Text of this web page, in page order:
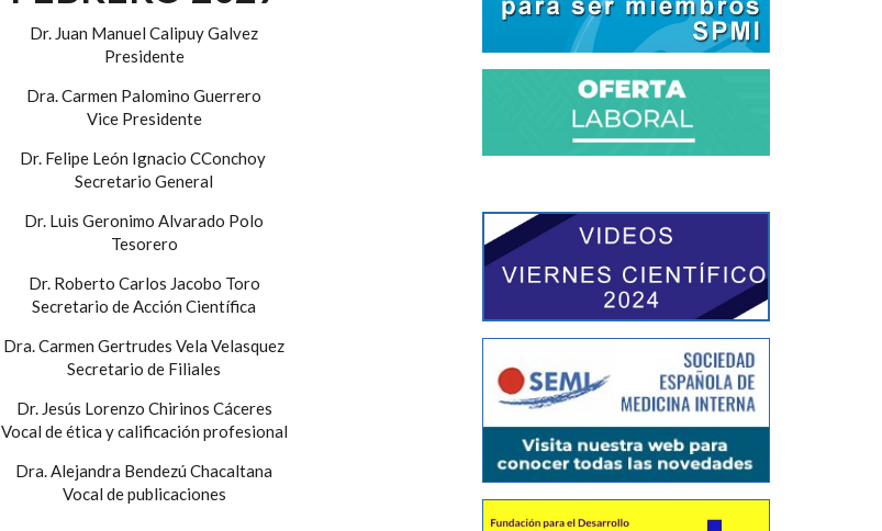
Dr. Juan Manuel Calipuy Galvez
Presidente
Dra. Carmen Palomino Guerrero
Vice Presidente
Dr. Felipe León Ignacio CConchoy
Secretario General
Dr. Luis Geronimo Alvarado Polo
Tesorero
Dr. Roberto Carlos Jacobo Toro
Secretario de Acción Científica
Dra. Carmen Gertrudes Vela Velasquez
Secretario de Filiales
Dr. Jesús Lorenzo Chirinos Cáceres
Vocal de ética y calificación profesional
Dra. Alejandra Bendezú Chacaltana
Vocal de publicaciones